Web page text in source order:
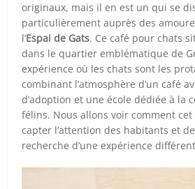
originaux, mais il en est un qui se
particulièrement auprès des
l’Espai de Gats. Ce café pour chats
dans le quartier emblématique de
expérience où les chats sont les
combinant l’atmosphère d’un café
d’adoption et une école dédiée à la
félins. Nous allons voir comment
capter l’attention des habitants et
recherche d’une expérience